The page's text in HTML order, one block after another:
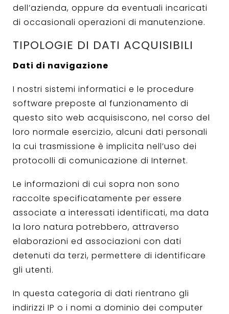
dell’azienda, oppure da eventuali incaricati
di occasionali operazioni di manutenzione.
TIPOLOGIE DI DATI ACQUISIBILI
Dati di navigazione
I nostri sistemi informatici e le procedure
software preposte al funzionamento di
questo sito web acquisiscono, nel corso del
loro normale esercizio, alcuni dati personali
la cui trasmissione è implicita nell’uso dei
protocolli di comunicazione di Internet.
Le informazioni di cui sopra non sono
raccolte specificatamente per essere
associate a interessati identificati, ma data
la loro natura potrebbero, attraverso
elaborazioni ed associazioni con dati
detenuti da terzi, permettere di identificare
gli utenti.
In questa categoria di dati rientrano gli
indirizzi IP o i nomi a dominio dei computer